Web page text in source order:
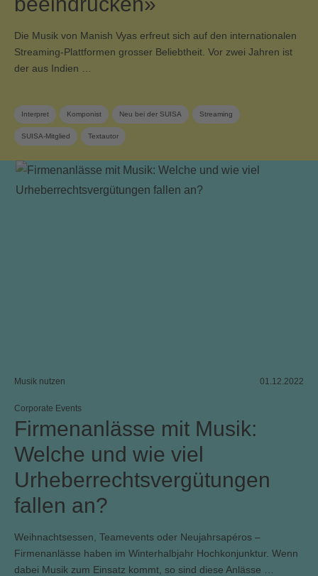
Die Musik von Manish Vyas erfreut sich auf den internationalen
Streaming-Plattformen grosser Beliebtheit. Vor zwei Jahren ist
der aus Indien …
Interpret Komponist Neu bei der SUISA Streaming
SUISA-Mitglied Textautor
Musik nutzen 01.12.2022
Corporate Events
Firmenanlässe mit Musik:
Welche und wie viel
Urheberrechtsvergütungen
fallen an?
Weihnachtsessen, Teamevents oder Neujahrsapéros –
Firmenanlässe haben im Winterhalbjahr Hochkonjunktur. Wenn
dabei Musik zum Einsatz kommt, so sind diese Anlässe …